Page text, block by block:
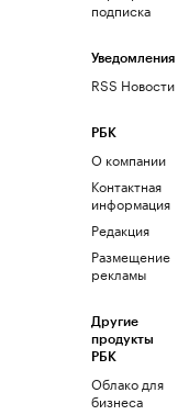
подписка
Уведомления
RSS Новости
РБК
О компании
Контактная
информация
Редакция
Размещение
рекламы
Другие
продукты
РБК
Облако для
бизнеса